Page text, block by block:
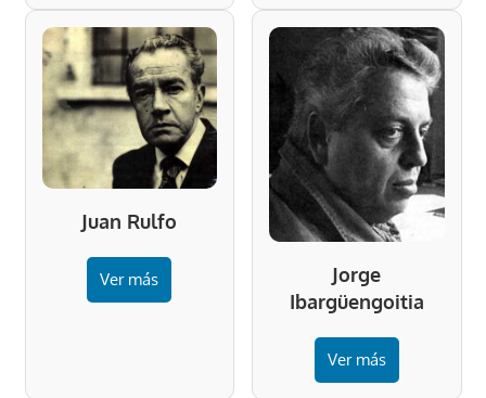
Juan Rulfo
Ver más
Jorge
Ibargüengoitia
Ver más